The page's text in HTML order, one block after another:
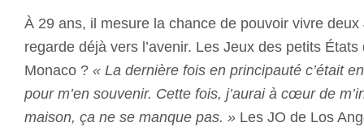
À 29 ans, il mesure la chance de pouvoir vivre
regarde déjà vers l’avenir. Les Jeux des petits États
Monaco ? « La dernière fois en principauté c’était
pour m’en souvenir. Cette fois, j’aurai à cœur de
maison, ça ne se manque pas. » Les JO de Los